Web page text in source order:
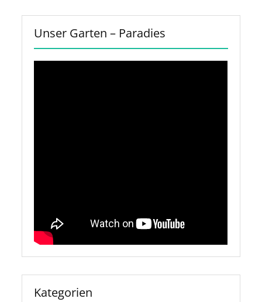
Unser Garten – Paradies
Kategorien